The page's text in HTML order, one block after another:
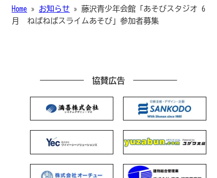
Home » お知らせ » 藤沢青少年会館「あそびスタジオ 6
月 ねばねばスライムあそび」参加者募集
協賛広告